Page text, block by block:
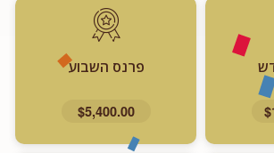
פרנס השבוע
$5,400.00